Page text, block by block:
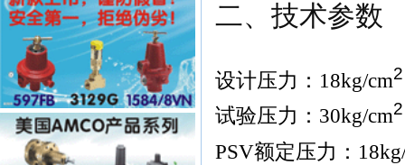
二、技术参数
设计压力： 18kg/cm2
试验压力： 30kg/cm2
PSV额定压力：